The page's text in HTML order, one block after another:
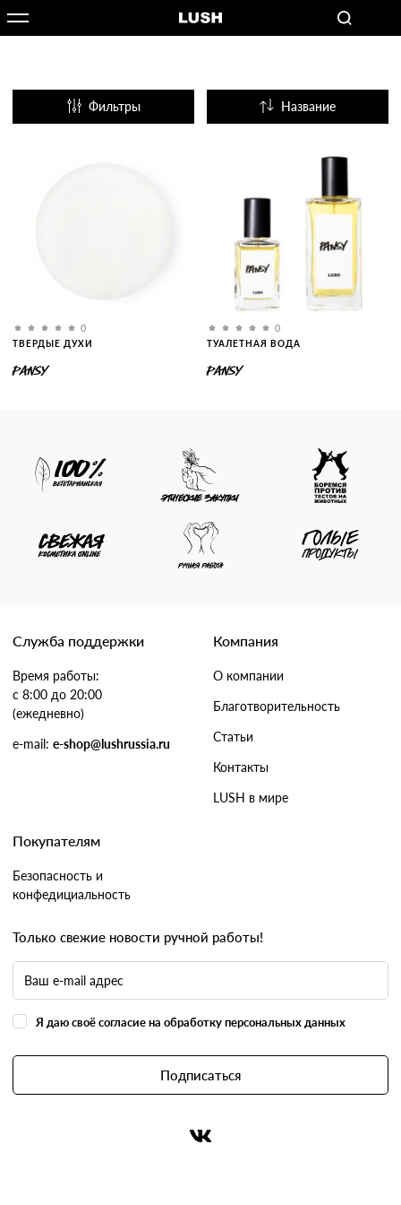
Фильтры Название
0
ТВЕРДЫЕ ДУХИ
PANSY
0
ТУАЛЕТНАЯ ВОДА
PANSY
Служба поддержки
Время работы:
с 8:00 до 20:00
(ежедневно)
e-mail: e-shop@lushrussia.ru
Компания
О компании
Благотворительность
Статьи
Контакты
LUSH в мире
Покупателям
Безопасность и
конфедициальность
Только свежие новости ручной работы!
Я даю своё согласие на обработку персональных данных
Подписаться